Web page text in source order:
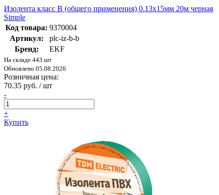
Изолента класс В (общего применения) 0.13х15мм 20м черная
Simple
Код товара: 9370004
Артикул:
plc-iz-b-b
Бренд:
EKF
На складе 443 шт
Обновлено 05.08.2026
Розничная цена:
70.35 руб. / шт
-
+
Купить